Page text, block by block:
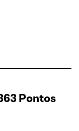
Pontos